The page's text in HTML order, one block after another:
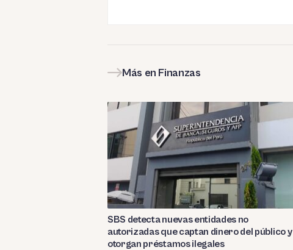
Más en Finanzas
SBS detecta nuevas entidades no
autorizadas que captan dinero del público y
otorgan préstamos ilegales